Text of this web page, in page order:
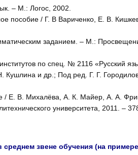
– М.: Логос, 2002.
пособие / Г. В Вариченко, Е. В.
заданием. – М.:
по спец. № 2116 «Русский
и др.; Под ред. Г. Г.
/ Е. В. Михалёва, А. К. Майер, А. А.
университета, 2011. –
звене обучения (на примере